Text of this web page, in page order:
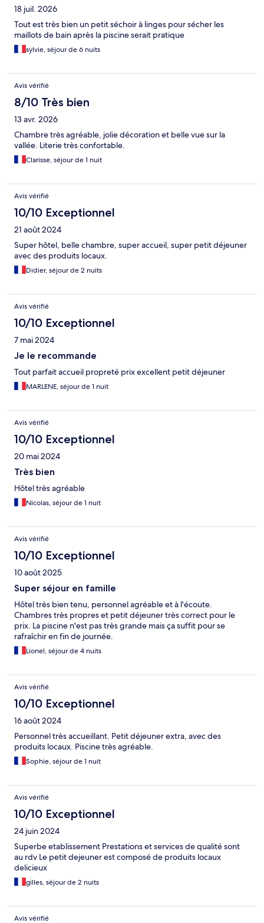
18 juil. 2026
Tout est très bien un petit séchoir à linges pour sécher les
maillots de bain après la piscine serait pratique
sylvie, séjour de 6 nuits
Avis vérifié
8/10 Très bien
13 avr. 2026
Chambre très agréable, jolie décoration et belle vue sur la
vallée. Literie très confortable.
Clarisse, séjour de 1 nuit
Avis vérifié
10/10 Exceptionnel
21 août 2024
Super hôtel, belle chambre, super accueil, super petit déjeuner
avec des produits locaux.
Didier, séjour de 2 nuits
Avis vérifié
10/10 Exceptionnel
7 mai 2024
Je le recommande
Tout parfait accueil propreté prix excellent petit déjeuner
MARLENE, séjour de 1 nuit
Avis vérifié
10/10 Exceptionnel
20 mai 2024
Très bien
Hôtel très agréable
Nicolas, séjour de 1 nuit
Avis vérifié
10/10 Exceptionnel
10 août 2025
Super séjour en famille
Hôtel très bien tenu, personnel agréable et à l'écoute.
Chambres très propres et petit déjeuner très correct pour le
prix. La piscine n'est pas très grande mais ça suffit pour se
rafraîchir en fin de journée.
Lionel, séjour de 4 nuits
Avis vérifié
10/10 Exceptionnel
16 août 2024
Personnel très accueillant. Petit déjeuner extra, avec des
produits locaux. Piscine très agréable.
Sophie, séjour de 1 nuit
Avis vérifié
10/10 Exceptionnel
24 juin 2024
Superbe etablissement Prestations et services de qualité sont
au rdv Le petit dejeuner est composé de produits locaux
delicieux
gilles, séjour de 2 nuits
Avis vérifié